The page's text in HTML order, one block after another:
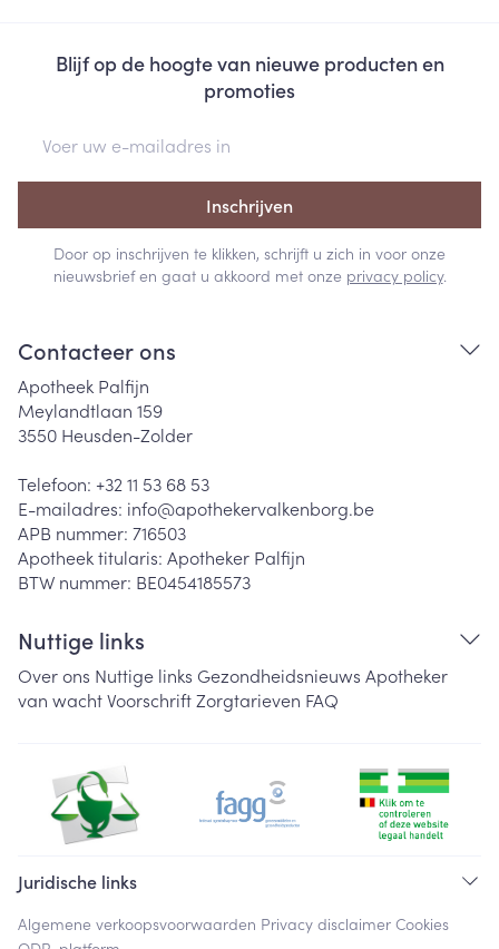
Blijf op de hoogte van nieuwe producten en
promoties
Inschrijven
Door op inschrijven te klikken, schrijft u zich in voor onze
nieuwsbrief en gaat u akkoord met onze privacy policy.
Contacteer ons
Apotheek Palfijn
Meylandtlaan 159
3550 Heusden-Zolder
Telefoon: +32 11 53 68 53
E-mailadres: info@apothekervalkenborg.be
APB nummer: 716503
Apotheek titularis: Apotheker Palfijn
BTW nummer: BE0454185573
Nuttige links
Over ons Nuttige links Gezondheidsnieuws Apotheker
van wachtVoorschriftZorgtarieven FAQ
Juridische links
Algemene verkoopsvoorwaarden Privacy disclaimer Cookies